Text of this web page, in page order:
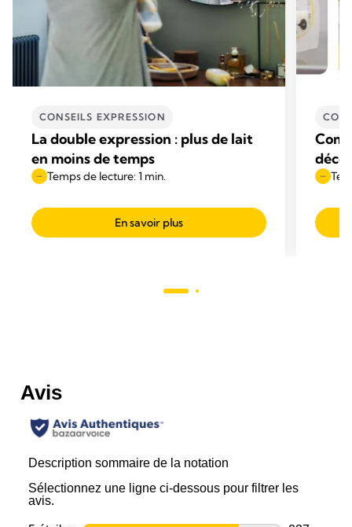
CONSEILS EXPRESSION
La double expression : plus de lait
en moins de temps
Temps de lecture: 1 min.
En savoir plus